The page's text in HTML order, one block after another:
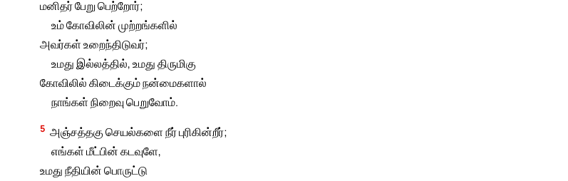
மனிதர் பேறு பெற்றோர்;
உம் கோவிலின் முற்றங்களில்
அவர்கள் உறைந்திடுவர்;
உமது இல்லத்தில், உமது திருமிகு
கோவிலில் கிடைக்கும் நன்மைகளால்
நாங்கள் நிறைவு பெறுவோம்.
5 அஞ்சத்தகு செயல்களை நீர் புரிகின்றீர்;
எங்கள் மீட்பின் கடவுளே,
உமது நீதியின் பொருட்டு